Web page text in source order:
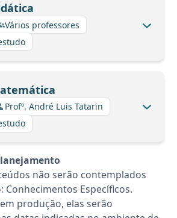
Vários professores
Profº. André Luis Tatarin
não serão contemplados
Específicos.
produção, elas serão